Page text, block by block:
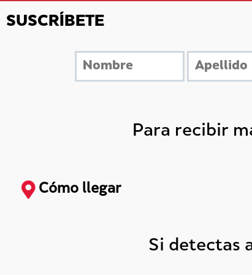
SUSCRÍBETE
Para recibir
Cómo llegar
Si detectas